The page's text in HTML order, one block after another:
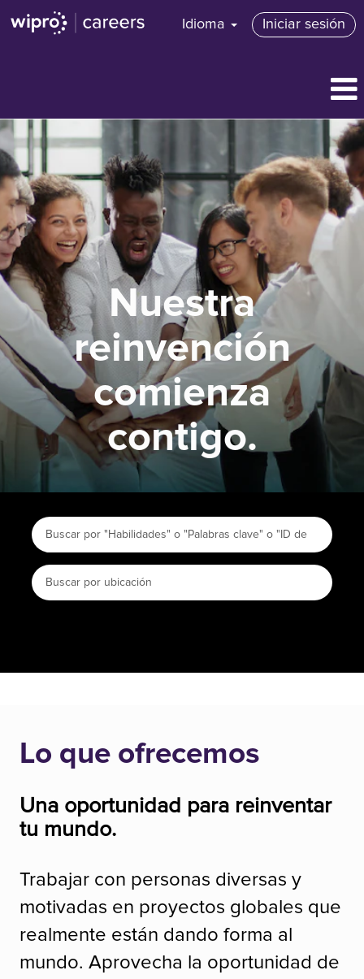
Idioma Iniciar sesión
Nuestra
reinvención
comienza
contigo.
Lo que ofrecemos
Una oportunidad para reinventar
tu mundo.
Trabajar con personas diversas y
motivadas en proyectos globales que
realmente están dando forma al
mundo. Aprovecha la oportunidad de